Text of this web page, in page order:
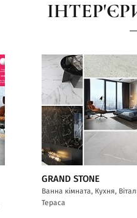
GRAND STONE
Ванна кімната, Кухня,
Тераса